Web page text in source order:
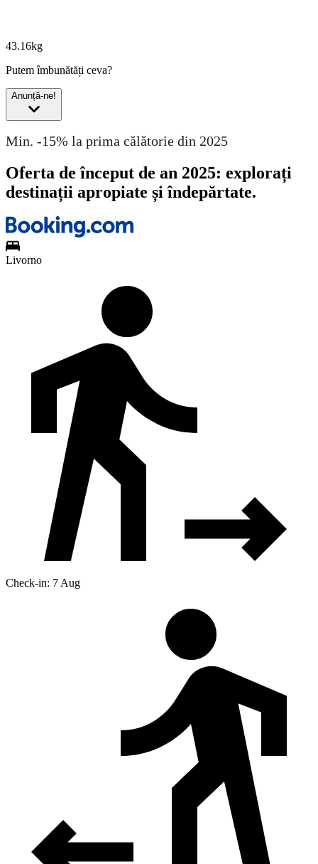
43.16kg
Putem îmbunătăți ceva?
Anunță-ne!
Min. -15% la prima călătorie din 2025
Oferta de început de an 2025: explorați
destinații apropiate și îndepărtate.
Livorno
Check-in: 7 Aug